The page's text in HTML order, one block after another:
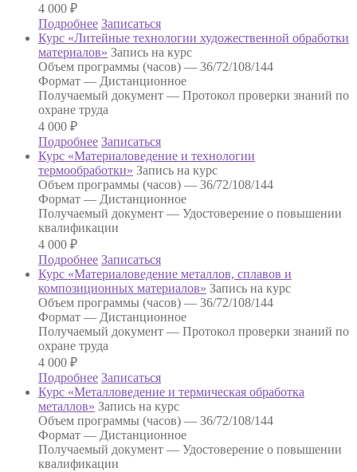
4 000 ₽
Подробнее Записаться
Курс «Литейные технологии художественной обработки
материалов» Запись на курс
Объем программы (часов) — 36/72/108/144
Формат — Дистанционное
Получаемый документ — Протокол проверки знаний по
охране труда
4 000 ₽
Подробнее Записаться
Курс «Материаловедение и технологии
термообработки» Запись на курс
Объем программы (часов) — 36/72/108/144
Формат — Дистанционное
Получаемый документ — Удостоверение о повышении
квалификации
4 000 ₽
Подробнее Записаться
Курс «Материаловедение металлов, сплавов и
композиционных материалов» Запись на курс
Объем программы (часов) — 36/72/108/144
Формат — Дистанционное
Получаемый документ — Протокол проверки знаний по
охране труда
4 000 ₽
Подробнее Записаться
Курс «Металловедение и термическая обработка
металлов» Запись на курс
Объем программы (часов) — 36/72/108/144
Формат — Дистанционное
Получаемый документ — Удостоверение о повышении
квалификации